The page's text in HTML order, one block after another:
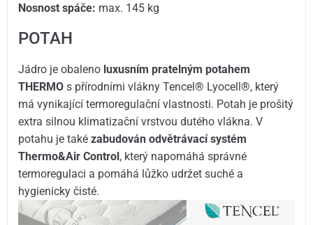
Nosnost spáče: max. 145 kg
POTAH
Jádro je obaleno luxusním pratelným potahem
THERMO s přírodními vlákny Tencel® Lyocell®, který
má vynikající termoregulační vlastnosti. Potah je prošitý
extra silnou klimatizační vrstvou dutého vlákna. V
potahu je takézabudován odvětrávací systém
Thermo&Air Control, který napomáhá správné
termoregulaci a pomáhá lůžko udržet suché a
hygienicky čisté.